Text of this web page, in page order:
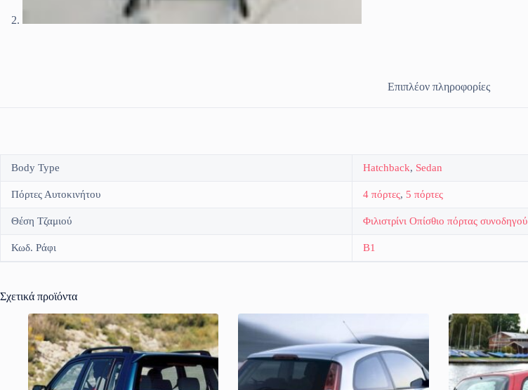
Επιπλέον πληροφορίες
Body Type Hatchback, Sedan
Πόρτες Αυτοκινήτου 4 πόρτες, 5 πόρτες
Θέση Τζαμιού Φιλιστρίνι Οπίσθιο πόρτας συνοδηγού
Κωδ. Ράφι B1
Σχετικά προϊόντα